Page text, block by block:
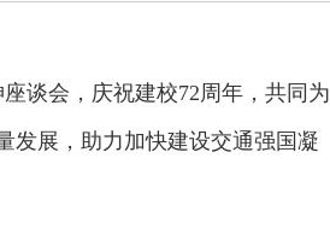
谈会，庆祝建校72周年，共同为
发展，助力加快建设交通强国凝